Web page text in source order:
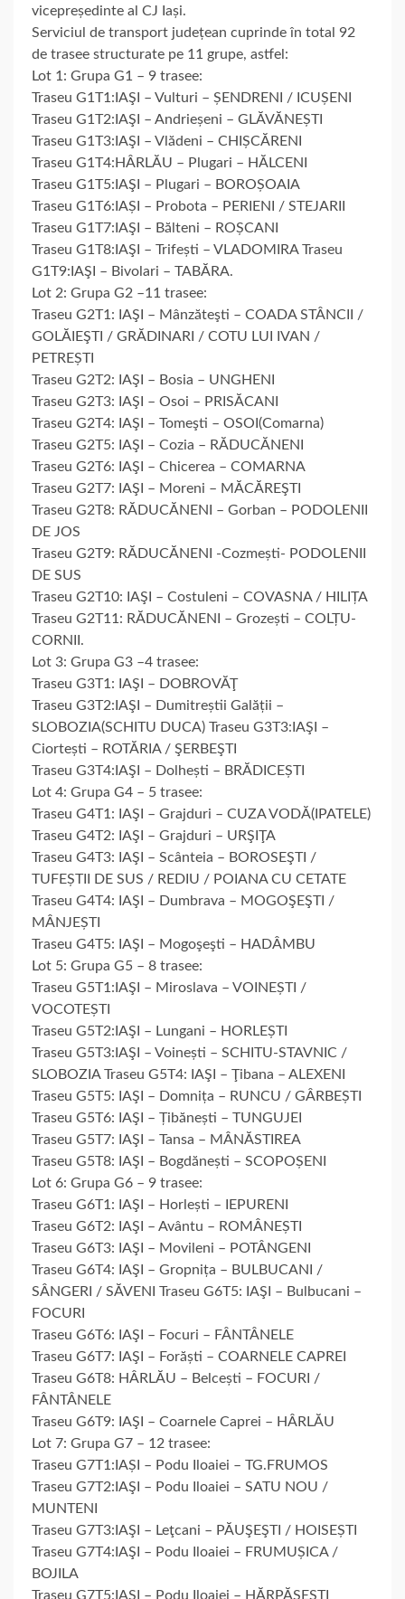
vicepreședinte al CJ Iași.
Serviciul de transport județean cuprinde în total 92
de trasee structurate pe 11 grupe, astfel:
Lot 1: Grupa G1 – 9 trasee:
Traseu G1T1:IAŞI – Vulturi – ȘENDRENI / ICUȘENI
Traseu G1T2:IAŞI – Andrieșeni – GLĂVĂNEȘTI
Traseu G1T3:IAŞI – Vlădeni – CHIȘCĂRENI
Traseu G1T4:HÂRLĂU – Plugari – HĂLCENI
Traseu G1T5:IAŞI – Plugari – BOROȘOAIA
Traseu G1T6:IAȘI – Probota – PERIENI / STEJARII
Traseu G1T7:IAŞI – Bălteni – ROȘCANI
Traseu G1T8:IAŞI – Trifești – VLADOMIRA Traseu
G1T9:IAŞI – Bivolari – TABĂRA.
Lot 2: Grupa G2 –11 trasee:
Traseu G2T1: IAŞI – Mânzăteşti – COADA STÂNCII /
GOLĂIEŞTI / GRĂDINARI / COTU LUI IVAN /
PETREȘTI
Traseu G2T2: IAŞI – Bosia – UNGHENI
Traseu G2T3: IAŞI – Osoi – PRISĂCANI
Traseu G2T4: IAŞI – Tomeşti – OSOI(Comarna)
Traseu G2T5: IAŞI – Cozia – RĂDUCĂNENI
Traseu G2T6: IAŞI – Chicerea – COMARNA
Traseu G2T7: IAŞI – Moreni – MĂCĂREŞTI
Traseu G2T8: RĂDUCĂNENI – Gorban – PODOLENII
DE JOS
Traseu G2T9: RĂDUCĂNENI -Cozmești- PODOLENII
DE SUS
Traseu G2T10: IAŞI – Costuleni – COVASNA / HILIȚA
Traseu G2T11: RĂDUCĂNENI – Grozești – COLȚU-
CORNII.
Lot 3: Grupa G3 –4 trasee:
Traseu G3T1: IAŞI – DOBROVĂŢ
Traseu G3T2:IAŞI – Dumitreștii Galății –
SLOBOZIA(SCHITU DUCA) Traseu G3T3:IAŞI –
Ciortești – ROTĂRIA / ŞERBEŞTI
Traseu G3T4:IAŞI – Dolhești – BRĂDICEȘTI
Lot 4: Grupa G4 – 5 trasee:
Traseu G4T1: IAŞI – Grajduri – CUZA VODĂ(IPATELE)
Traseu G4T2: IAŞI – Grajduri – URŞIŢA
Traseu G4T3: IAŞI – Scânteia – BOROSEŞTI /
TUFEȘTII DE SUS / REDIU / POIANA CU CETATE
Traseu G4T4: IAŞI – Dumbrava – MOGOŞEŞTI /
MÂNJEȘTI
Traseu G4T5: IAŞI – Mogoşeşti – HADÂMBU
Lot 5: Grupa G5 – 8 trasee:
Traseu G5T1:IAŞI – Miroslava – VOINEȘTI /
VOCOTEȘTI
Traseu G5T2:IAŞI – Lungani – HORLEȘTI
Traseu G5T3:IAŞI – Voinești – SCHITU-STAVNIC /
SLOBOZIA Traseu G5T4: IAŞI – Ţibana – ALEXENI
Traseu G5T5: IAŞI – Domnița – RUNCU / GÂRBEȘTI
Traseu G5T6: IAŞI – Țibănești – TUNGUJEI
Traseu G5T7: IAŞI – Tansa – MÂNĂSTIREA
Traseu G5T8: IAŞI – Bogdănești – SCOPOȘENI
Lot 6: Grupa G6 – 9 trasee:
Traseu G6T1: IAŞI – Horlești – IEPURENI
Traseu G6T2: IAŞI – Avântu – ROMÂNEȘTI
Traseu G6T3: IAŞI – Movileni – POTÂNGENI
Traseu G6T4: IAŞI – Gropnița – BULBUCANI /
SÂNGERI / SĂVENI Traseu G6T5: IAŞI – Bulbucani –
FOCURI
Traseu G6T6: IAŞI – Focuri – FÂNTÂNELE
Traseu G6T7: IAŞI – Forăști – COARNELE CAPREI
Traseu G6T8: HÂRLĂU – Belcești – FOCURI /
FÂNTÂNELE
Traseu G6T9: IAŞI – Coarnele Caprei – HÂRLĂU
Lot 7: Grupa G7 – 12 trasee:
Traseu G7T1:IAȘI – Podu Iloaiei – TG.FRUMOS
Traseu G7T2:IAŞI – Podu Iloaiei – SATU NOU /
MUNTENI
Traseu G7T3:IAŞI – Leţcani – PĂUŞEŞTI / HOISEȘTI
Traseu G7T4:IAŞI – Podu Iloaiei – FRUMUȘICA /
BOJILA
Traseu G7T5:IAŞI – Podu Iloaiei – HĂRPĂŞEŞTI